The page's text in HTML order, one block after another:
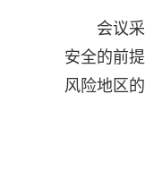
会议
安全的前
风险地区